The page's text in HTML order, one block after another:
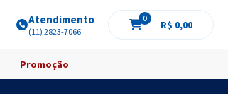
Atendimento
(11) 2823-7066
0
R$ 0,00
Promoção